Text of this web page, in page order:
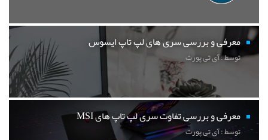
معرفی و بررسی سری های لپ تاپ ایسوس
توسط : آی تی پورت
معرفی و بررسی تفاوت سری لپ تاپ های MSI
توسط : آی تی پورت